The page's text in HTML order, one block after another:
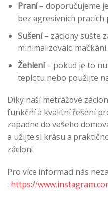
Praní– doporučujeme
bez agresivních pracích
Sušení– záclony sušte
minimalizovalo mačkání.
Žehlení– pokud je to
teplotu nebo použijte
Díky naší metrážové
funkční a kvalitní řešení
zapadne do vašeho
a užijte si krásu a
záclon!
Pro více informací nás
: https://